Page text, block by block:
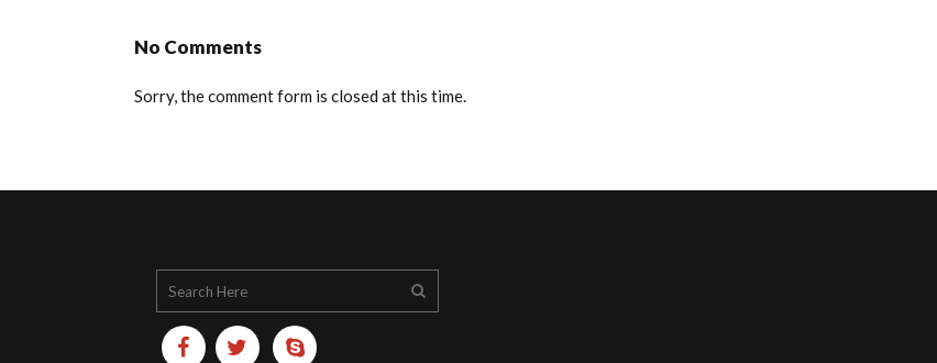
No Comments
Sorry, the comment form is closed at this time.